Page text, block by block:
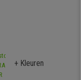
+ Kleuren